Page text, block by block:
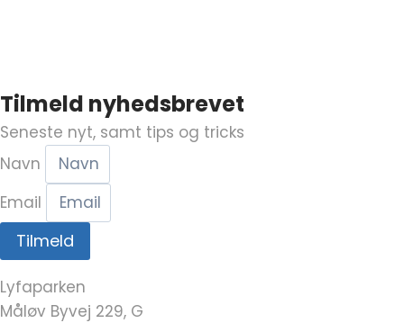
Tilmeld nyhedsbrevet
Seneste nyt, samt tips og tricks
Navn
Email
Tilmeld
Lyfaparken
Måløv Byvej 229, G